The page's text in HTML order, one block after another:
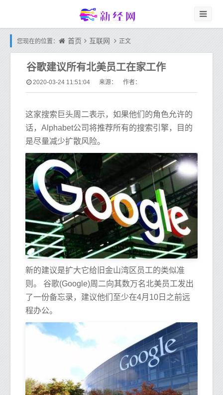
您现在的位置： 首页 互联网 正文
谷歌建议所有北美员工在家工作
2020-03-24 11:51:04 来源： 作者：
这家搜索巨头周二表示，如果他们的角色允许的
话，Alphabet公司将推荐所有的搜索引擎，目的
是尽量减少扩散风险。
新的建议是扩大它给旧金山湾区员工的类似准
则。 谷歌(Google)周二向其数万名北美员工发出
了一份备忘录，建议他们至少在4月10日之前远
程办公。